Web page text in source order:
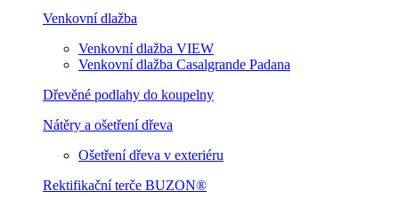
Venkovní dlažba
Venkovní dlažba VIEW
Venkovní dlažba Casalgrande Padana
Dřevěné podlahy do koupelny
Nátěry a ošetření dřeva
Ošetření dřeva v exteriéru
Rektifikační terče BUZON®